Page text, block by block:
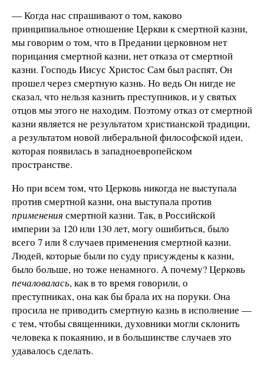
— Когда нас спрашивают о том, каково
принципиальное отношение Церкви к смертной казни,
мы говорим о том, что в Предании церковном нет
порицания смертной казни, нет отказа от смертной
казни. Господь Иисус Христос Сам был распят, Он
прошел через смертную казнь. Но ведь Он нигде не
сказал, что нельзя казнить преступников, и у святых
отцов мы этого не находим. Поэтому отказ от смертной
казни является не результатом христианской традиции,
а результатом новой либеральной философской идеи,
которая появилась в западноевропейском
пространстве.
Но при всем том, что Церковь никогда не выступала
против смертной казни, она выступала против
применения смертной казни. Так, в Российской
империи за 120 или 130 лет, могу ошибиться, было
всего 7 или 8 случаев применения смертной казни.
Людей, которые были по суду присуждены к казни,
было больше, но тоже ненамного. А почему? Церковь
печаловалась, как в то время говорили, о
преступниках, она как бы брала их на поруки. Она
просила не приводить смертную казнь в исполнение —
с тем, чтобы священники, духовники могли склонить
человека к покаянию, и в большинстве случаев это
удавалось сделать.